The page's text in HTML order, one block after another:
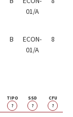
01/A
B
ECON-
01/A
8
TIPO
?
SSD
?
CFU
?